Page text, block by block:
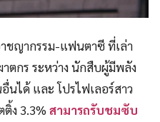
ชญากรรม-แฟนตาซี ที่เล่า
าตกร ระหว่าง นักสืบผู้มีพลัง
นได้ และ โปรไฟเลอร์สาว
ง 3.3% สามารถรับชมซับ